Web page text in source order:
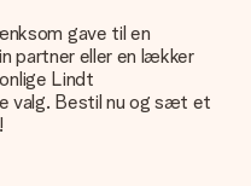
gave til en
partner eller en lækker
Lindt
valg. Bestil nu og sæt et